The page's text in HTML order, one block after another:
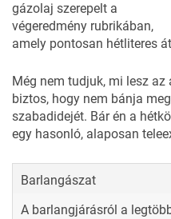
gázolaj szerepelt a
végeredmény rubrikában,
amely pontosan hétliteres
Még nem tudjuk, mi lesz
biztos, hogy nem bánja
szabadidejét. Bár én a
egy hasonló, alaposan
Barlangászat
A barlangjárásról a